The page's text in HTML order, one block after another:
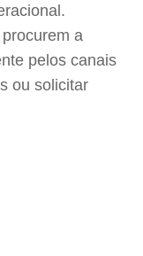
a
pelos canais
ou solicitar